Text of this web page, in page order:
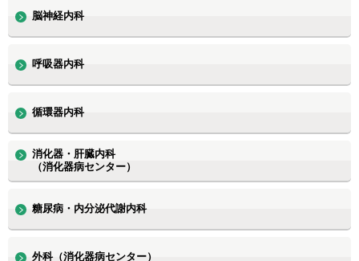
脳神経内科
呼吸器内科
循環器内科
消化器・肝臓内科
（消化器病センター）
糖尿病・内分泌代謝内科
外科（消化器病センター）